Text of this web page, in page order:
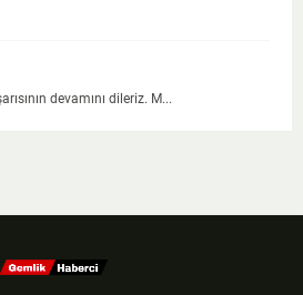
devamını dileriz. M...